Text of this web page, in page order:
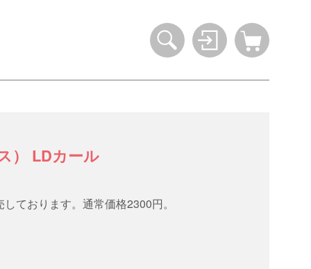
） LDカール
ております。通常価格2300円。